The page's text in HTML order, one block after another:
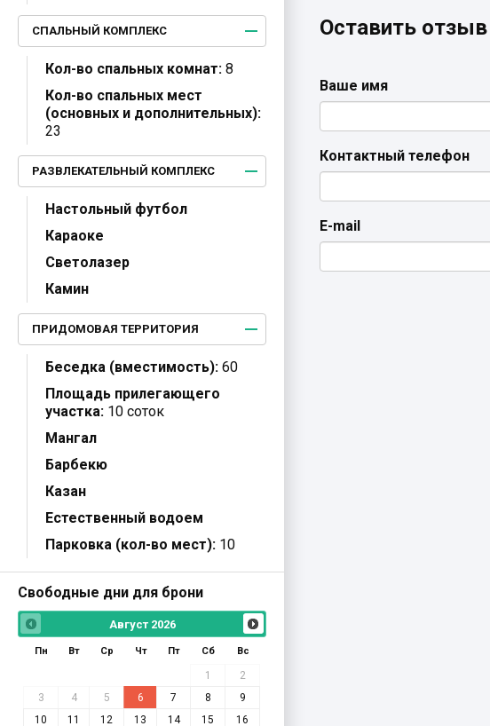
СПАЛЬНЫЙ КОМПЛЕКС
Кол-во спальных комнат: 8
Кол-во спальных мест
(основных и дополнительных):
23
РАЗВЛЕКАТЕЛЬНЫЙ КОМПЛЕКС
Настольный футбол
Караоке
Светолазер
Камин
ПРИДОМОВАЯ ТЕРРИТОРИЯ
Беседка (вместимость): 60
Площадь прилегающего
участка: 10 соток
Мангал
Барбекю
Казан
Естественный водоем
Парковка (кол-во мест): 10
Свободные дни для брони
Август 2026
Пн Вт Ср Чт Пт Сб Вс
1
2
3
4 5 6 7 8
9
10
11 12 13 14 15
16
Оставить отзыв
Ваше имя
Контактный телефон
E-mail